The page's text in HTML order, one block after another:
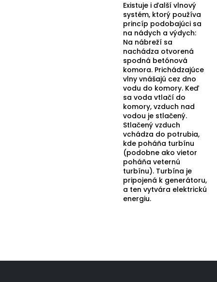
Existuje i ďalší vlnový
systém, ktorý používa
princíp podobajúci sa
na nádych a výdych:
Na nábreží sa
nachádza otvorená
spodná betónová
komora. Prichádzajúce
vlny vnášajú cez dno
vodu do komory. Keď
sa voda vtlačí do
komory, vzduch nad
vodou je stlačený.
Stlačený vzduch
vchádza do potrubia,
kde poháňa turbínu
(podobne ako vietor
poháňa veternú
turbínu). Turbína je
pripojená k generátoru,
a ten vytvára elektrickú
energiu.